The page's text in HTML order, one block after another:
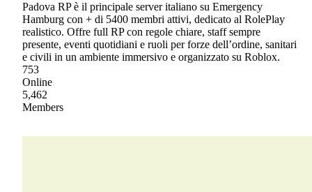
Padova RP è il principale server italiano su Emergency
Hamburg con + di 5400 membri attivi, dedicato al RolePlay
realistico. Offre full RP con regole chiare, staff sempre
presente, eventi quotidiani e ruoli per forze dell’ordine, sanitari
e civili in un ambiente immersivo e organizzato su Roblox.
753
Online
5,462
Members